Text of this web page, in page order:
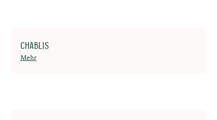
Chablis
Mehr